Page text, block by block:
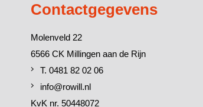
Contactgegevens
Molenveld 22
6566 CK Millingen aan de Rijn
T. 0481 82 02 06
info@rowill.nl
KvK nr. 50448072